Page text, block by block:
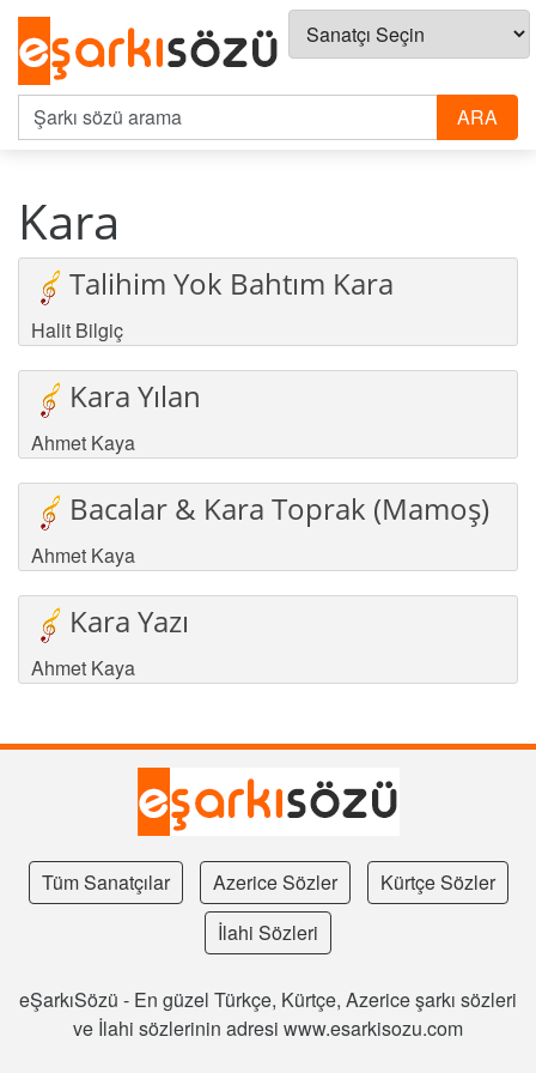
Kara
Talihim Yok Bahtım Kara
Halit Bilgiç
Kara Yılan
Ahmet Kaya
Bacalar & Kara Toprak (Mamoş)
Ahmet Kaya
Kara Yazı
Ahmet Kaya
Tüm Sanatçılar Azerice Sözler
Kürtçe Sözler
İlahi Sözleri
eŞarkıSözü - En güzel Türkçe, Kürtçe, Azerice şarkı sözleri
ve İlahi sözlerinin adresi www.esarkisozu.com